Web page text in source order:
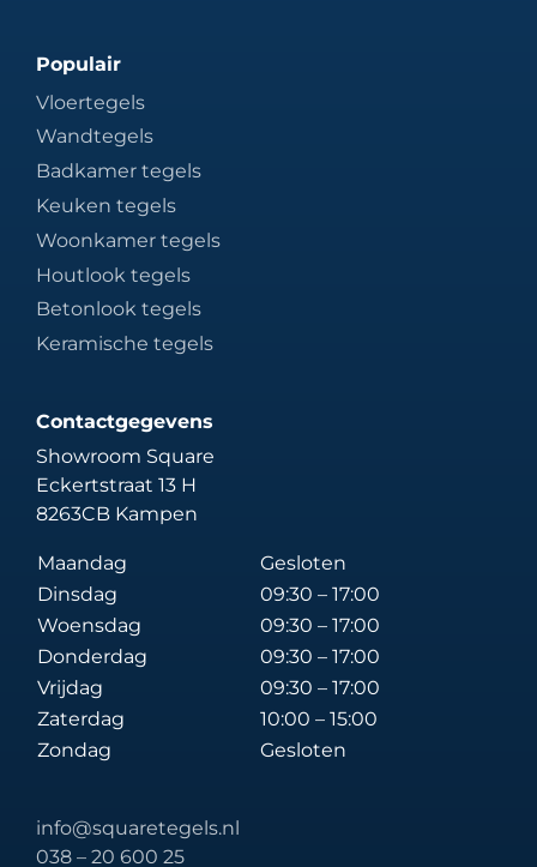
Populair
Vloertegels
Wandtegels
Badkamer tegels
Keuken tegels
Woonkamer tegels
Houtlook tegels
Betonlook tegels
Keramische tegels
Contactgegevens
Showroom Square
Eckertstraat 13 H
8263CB Kampen
Maandag
Gesloten
Dinsdag
09:30 – 17:00
Woensdag
09:30 – 17:00
Donderdag
09:30 – 17:00
Vrijdag
09:30 – 17:00
Zaterdag
10:00 – 15:00
Zondag
Gesloten
info@squaretegels.nl
038 – 20 600 25